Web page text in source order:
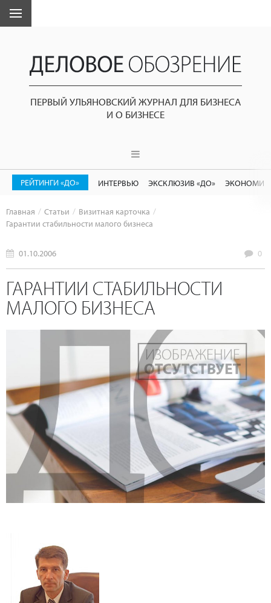
ПЕРВЫЙ УЛЬЯНОВСКИЙ ЖУРНАЛ ДЛЯ БИЗНЕСА
И О БИЗНЕСЕ
РЕЙТИНГИ «ДО» ИНТЕРВЬЮ ЭКСКЛЮЗИВ «ДО»
Главная Статьи
Визитная карточка
Гарантии стабильности малого бизнеса
01.10.2006 0
ГАРАНТИИ СТАБИЛЬНОСТИ
МАЛОГО БИЗНЕСА